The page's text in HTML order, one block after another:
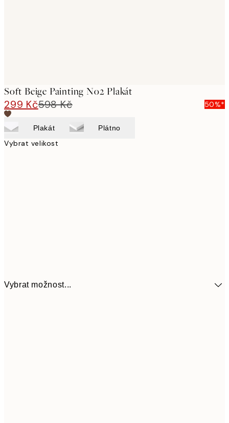
Soft Beige Painting No2 Plakát
299 Kč598 Kč 50%*
Plakát Plátno
Vybrat velikost
Vybrat možnost...